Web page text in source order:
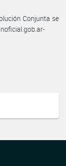
Conjunta se